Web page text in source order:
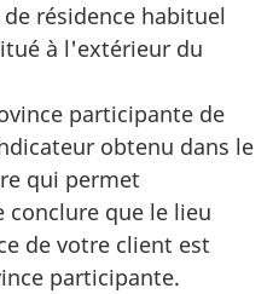
résidence habituel
à l'extérieur du
participante de
obtenu dans le
qui permet
conclure que le lieu
de votre client est
participante.